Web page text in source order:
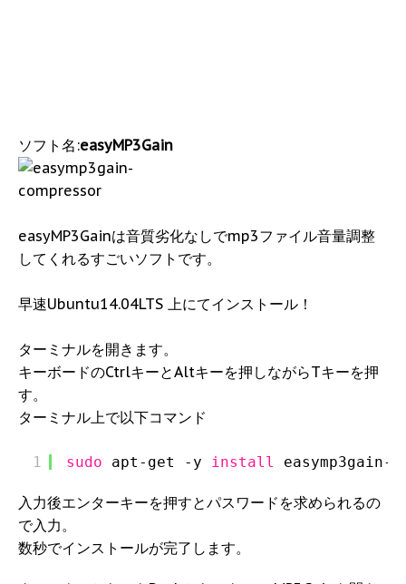
ソフト名:easyMP3Gain
easyMP3Gainは音質劣化なしでmp3ファイル音量調整
してくれるすごいソフトです。
早速Ubuntu14.04LTS 上にてインストール！
ターミナルを開きます。
キーボードのCtrlキーとAltキーを押しながらTキーを押
す。
ターミナル上で以下コマンド
1 sudo apt-get -y install easymp3gain-
入力後エンターキーを押すとパスワードを求められるの
で入力。
数秒でインストールが完了します。